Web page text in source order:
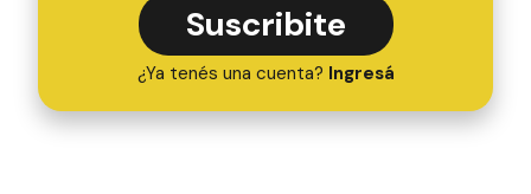
Suscribite
¿Ya tenés una cuenta? Ingresá